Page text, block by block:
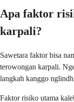
Apa faktor
karpali?
Sawetara faktor bisa
terowongan karpali.
langkah kanggo
Faktor risiko utama